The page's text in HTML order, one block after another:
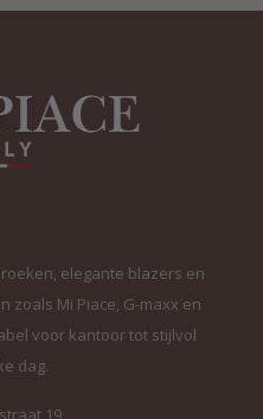
elegante blazers en
zoals Mi Piace, G-maxx en
voor kantoor tot stijlvol
dag.
19